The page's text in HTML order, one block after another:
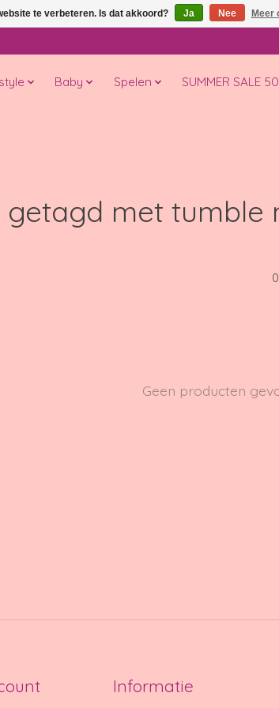
Baby Spelen SUMMER SALE
getagd met tumble
Geen producten
Informatie
te verbeteren. Is dat akkoord? Ja Nee Meer